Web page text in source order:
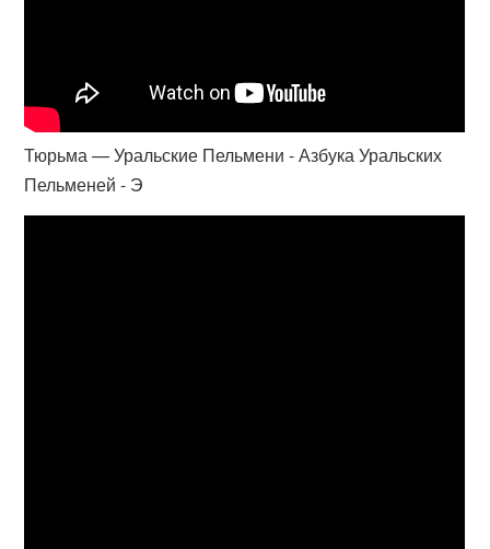
Тюрьма — Уральские Пельмени - Азбука Уральских
Пельменей - Э